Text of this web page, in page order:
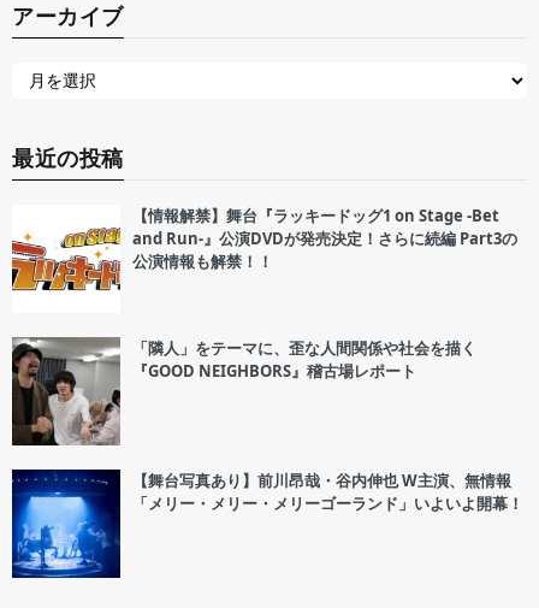
アーカイブ
最近の投稿
【情報解禁】舞台『ラッキードッグ1 on Stage -Bet
and Run-』公演DVDが発売決定！さらに続編 Part3の
公演情報も解禁！！
「隣人」をテーマに、歪な人間関係や社会を描く
『GOOD NEIGHBORS』稽古場レポート
【舞台写真あり】前川昂哉・谷内伸也 W主演、無情報
「メリー・メリー・メリーゴーランド」いよいよ開幕！